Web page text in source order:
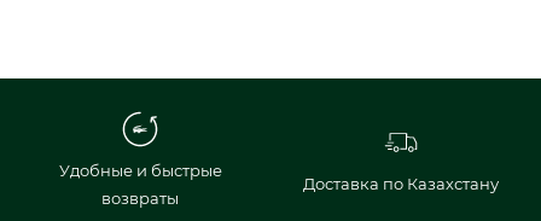
Удобные и быстрые
возвраты
Доставка по Казахстану